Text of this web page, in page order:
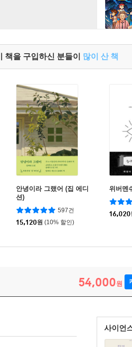
책을 구입하신 분들이 많이 산 책
안녕이라 그랬어 (집 에디
션)
597건
15,120원 (10% 할인)
위버멘
16,020
54,000원
사이언